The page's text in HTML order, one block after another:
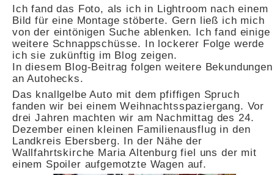
Ich fand das Foto, als ich in Lightroom nach einem
Bild für eine Montage stöberte. Gern ließ ich mich
von der eintönigen Suche ablenken. Ich fand einige
weitere Schnappschüsse. In lockerer Folge werde
ich sie zukünftig im Blog zeigen.
In diesem Blog-Beitrag folgen weitere Bekundungen
an Autohecks.
Das knallgelbe Auto mit dem pfiffigen Spruch
fanden wir bei einem Weihnachtsspaziergang. Vor
drei Jahren machten wir am Nachmittag des 24.
Dezember einen kleinen Familienausflug in den
Landkreis Ebersberg. In der Nähe der
Wallfahrtskirche Maria Altenburg fiel uns der mit
einem Spoiler aufgemotzte Wagen auf.